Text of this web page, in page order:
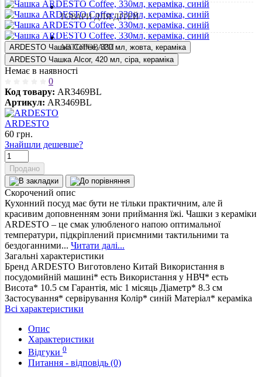
ТОВАРИ ДЛЯ ДІТЕЙ
АВТОТОВАРИ
ARDESTO Чашка Coffee, 330 мл, жовта, кераміка
ARDESTO Чашка Alcor, 420 мл, сіра, кераміка
Немає в наявності
0
Код товару: AR3469BL
Артикул: AR3469BL
ARDESTO
60 грн.
Знайшли дешевше?
Продано
Скорочений опис
Кухонний посуд має бути не тільки практичним, але й
красивим доповненням зони приймання їжі. Чашки з кераміки
ARDESTO – це смак улюбленого напою оптимальної
температури, підкріплений приємними тактильними та
бездоганними... Читати далі...
Загальні характеристики
Бренд ARDESTO Виготовлено Китай Використання в
посудомийній машині* есть Використання у НВЧ* есть
Висота* 10.5 см Гарантія, міс 1 місяць Діаметр* 8.3 см
Застосування* сервірування Колір* синій Матеріал* кераміка
Всі характеристики
Опис
Характеристики
Відгуки 0
Питання - відповідь (0)